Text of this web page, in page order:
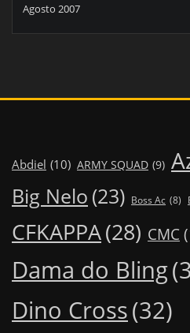
Agosto 2007
Abdiel (10) ARMY SQUAD (9)
Big Nelo (23) Boss Ac (8)
CFKAPPA(28) CMC
Dama do Bling
Dino Cross(32)